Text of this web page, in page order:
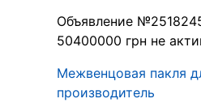
Объявление
50400000 грн не
Межвенцовая пакля
производитель